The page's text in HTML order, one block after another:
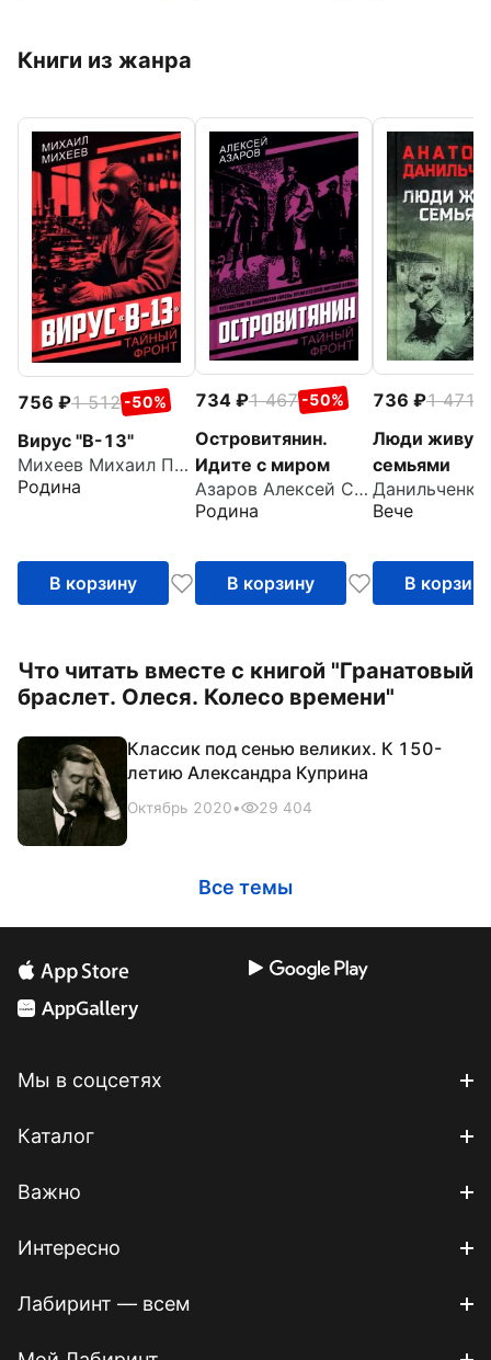
Книги из жанра
756 1 512 -50%
Вирус "В-13"
Михеев Михаил Петрович
Родина
В корзину
734 1 467 -50%
Островитянин.
Идите с миром
Азаров Алексей Сергеевич
Родина
В корзину
736 1 471
Люди живут
семьями
Вече
В корзину
Что читать вместе с книгой "Гранатовый
браслет. Олеся. Колесо времени"
Классик под сенью великих. К 150-
летию Александра Куприна
Октябрь 2020• 29 404
Все темы
Мы в соцсетях
Каталог
Важно
Интересно
Лабиринт — всем